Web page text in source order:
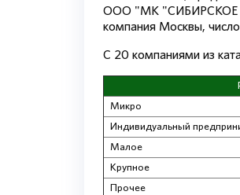
ООО "МК "СИБИРСКОЕ
компания Москвы,
С 20 компаниями из
Микро
Индивидуальный
Малое
Крупное
Прочее